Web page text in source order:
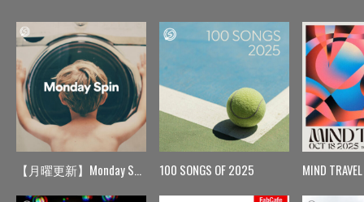
【月曜更新】Monday Spin 100 SONGS OF 2025 MIND TRAVEL